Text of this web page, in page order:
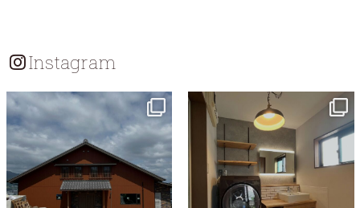
Instagram
tomohouseinc
tomohouseinc
7月 13